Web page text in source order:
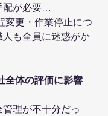
配が必要…
変更・作業停止につ
も全員に迷惑がか
体の評価に影響
理が不十分だっ